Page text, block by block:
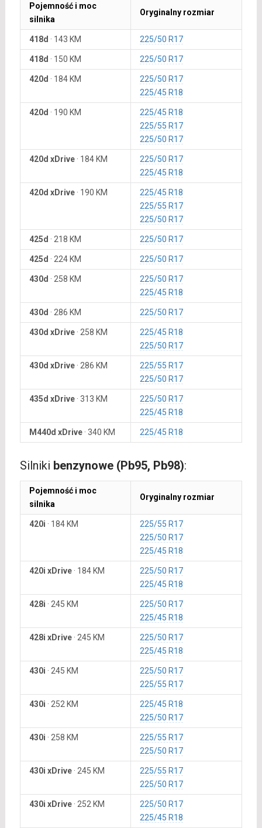
Pojemność i moc
silnika
Oryginalny rozmiar
418d · 143 KM 225/50 R17
418d · 150 KM 225/50 R17
420d · 184 KM
225/50 R17
225/45 R18
420d · 190 KM
225/45 R18
225/55 R17
225/50 R17
420d xDrive· 184 KM
225/50 R17
225/45 R18
420d xDrive· 190 KM
225/45 R18
225/55 R17
225/50 R17
425d · 218 KM 225/50 R17
425d · 224 KM 225/50 R17
430d · 258 KM
225/50 R17
225/45 R18
430d · 286 KM 225/50 R17
430d xDrive· 258 KM
225/45 R18
225/50 R17
430d xDrive· 286 KM
225/55 R17
225/50 R17
435d xDrive· 313 KM
225/50 R17
225/45 R18
M440d xDrive· 340 KM 225/45 R18
Silniki benzynowe (Pb95, Pb98):
Pojemność i moc
silnika
Oryginalny rozmiar
420i · 184 KM
225/55 R17
225/50 R17
225/45 R18
420i xDrive· 184 KM
225/50 R17
225/45 R18
428i · 245 KM
225/50 R17
225/45 R18
428i xDrive· 245 KM
225/50 R17
225/45 R18
430i · 245 KM
225/50 R17
225/55 R17
430i · 252 KM
225/45 R18
225/50 R17
430i · 258 KM
225/55 R17
225/50 R17
430i xDrive· 245 KM
225/55 R17
225/50 R17
430i xDrive· 252 KM
225/50 R17
225/45 R18